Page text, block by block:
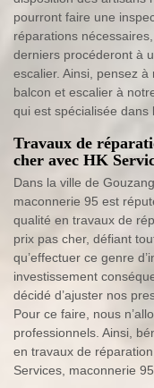
pourront faire une
réparations
derniers procéderont à
escalier. Ainsi, pensez
balcon et escalier à
qui est spécialisée dans
Travaux de
cher avec HK
Dans la ville de
maconnerie 95 est
qualité en travaux de
prix pas cher, défiant
qu’effectuer ce genre
investissement
décidé d’ajuster nos
Pour ce faire, nous
professionnels. Ainsi,
en travaux de
Services, maconnerie